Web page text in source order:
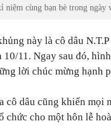
niệm cùng bạn bè trong ngày
này là cô dâu
11. Ngay sau đó,
lời chúc mừng hạnh
cô dâu cũng khiến
cho một hôn lễ